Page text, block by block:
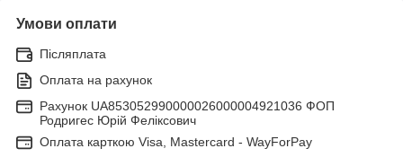
Умови оплати
Післяплата
Оплата на рахунок
Рахунок UA853052990000026000004921036 ФОП
Родригес Юрій Феліксович
Оплата карткою Visa, Mastercard - WayForPay